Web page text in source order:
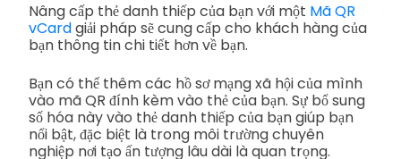
Nâng cấp thẻ danh thiếp của bạn với một Mã QR
vCardgiải pháp sẽ cung cấp cho khách hàng của
bạn thông tin chi tiết hơn về bạn.
Bạn có thể thêm các hồ sơ mạng xã hội của mình
vào mã QR đính kèm vào thẻ của bạn. Sự bổ sung
số hóa này vào thẻ danh thiếp của bạn giúp bạn
nổi bật, đặc biệt là trong môi trường chuyên
nghiệp nơi tạo ấn tượng lâu dài là quan trọng.